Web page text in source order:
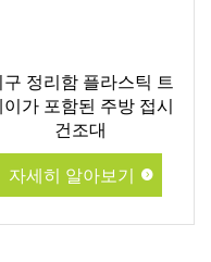
구 정리함 플라스틱 트
이가 포함된 주방 접시
건조대
자세히 알아보기